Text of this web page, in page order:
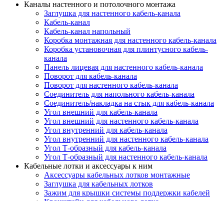
Каналы настенного и потолочного монтажа
Заглушка для настенного кабель-канала
Кабель-канал
Кабель-канал напольный
Коробка монтажная для настенного кабель-канала
Коробка установочная для плинтусного кабель-
канала
Панель лицевая для настенного кабель-канала
Поворот для кабель-канала
Поворот для настенного кабель-канала
Соединитель для напольного кабель-канала
Соединитель/накладка на стык для кабель-канала
Угол внешний для кабель-канала
Угол внешний для настенного кабель-канала
Угол внутренний для кабель-канала
Угол внутренний для настенного кабель-канала
Угол Т-образный для кабель-канала
Угол Т-образный для настенного кабель-канала
Кабельные лотки и аксессуары к ним
Аксессуары кабельных лотков монтажные
Заглушка для кабельных лотков
Зажим для крышки системы поддержки кабелей